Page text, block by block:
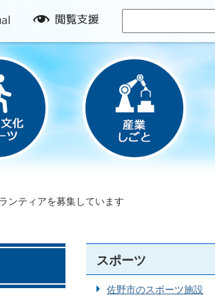
閲
援
ンティアを募集しています
スポーツ
佐野市のスポーツ施設